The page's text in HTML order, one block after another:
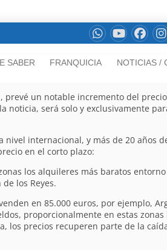
SABER FRANQUICIA NOTICIAS /
un notable incremento del
noticia, será solo y exclusivamente
internacional, y más de 20 años
en el corto plazo:
los alquileres más baratos entorno
los Reyes.
en 85.000 euros, por ejemplo,
proporcionalmente en estas zonas
los precios recuperen parte de la